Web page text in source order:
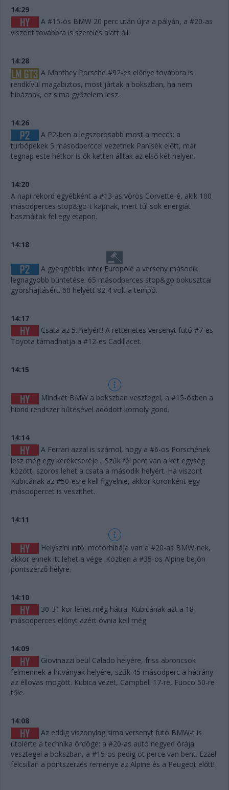
14:29
A #15-ös BMW 20 perc után újra a pályán, a #20-as
viszont továbbra is szerelés alatt áll.
14:28
A Manthey Porsche #92-es előnye továbbra is
rendkívül magabiztos, most jártak a bokszban, ha nem
hibáznak, ez sima győzelem lesz.
14:26
A P2-ben a legszorosabb most a meccs: a
turbópékek 5 másodperccel vezetnek Panisék előtt, már
tegnap este hétkor is ők ketten álltak az első két helyen.
14:20
A napi rekord egyébként a #13-as vörös Corvette-é, akik 100
másodperces stop&go-t kapnak, mert túl sok energiát
használtak fel egy etapon.
14:18
A gyengébbik Inter Europolé a verseny második
legnagyobb büntetése: 65 másodperces stop&go bokusztcai
gyorshajtásért. 60 helyett 82,4 volt a tempó.
14:17
Csata az 5. helyért! A rettenetes versenyt futó #7-es
Toyota támadhatja a #12-es Cadillacet.
14:15
Mindkét BMW a bokszban vesztegel, a #15-ösben a
hibrid rendszer hűtésével adódott komoly gond.
14:14
A Ferrari azzal is számol, hogy a #6-os Porschének
lesz még egy kerékcseréje... Szűk fél perc van a két egység
között, szoros lehet a csata a második helyért. Ha viszont
Kubicának az #50-esre kell figyelnie, akkor körönként egy
másodpercet is veszíthet.
14:11
Helyszíni infó: motorhibája van a #20-as BMW-nek,
akkor ennek itt lehet a vége. Közben a #35-ös Alpine bejön
pontszerző helyre.
14:10
30-31 kör lehet még hátra, Kubicának azt a 18
másodperces előnyt azért óvnia kell még.
14:09
Giovinazzi beül Calado helyére, friss abroncsok
felmennek a hitványak helyére, szűk 45 másodperc a hátrány
az éllovas mögött. Kubica vezet, Campbell 17-re, Fuoco 50-re
tőle.
14:08
Az eddig viszonylag sima versenyt futó BMW-t is
utolérte a technika ördöge: a #20-as autó negyed órája
vesztegel a bokszban, a #15-ös pedig öt perce van bent. Ezzel
felcsillan a pontszerzés reménye az Alpine és a Peugeot előtt!